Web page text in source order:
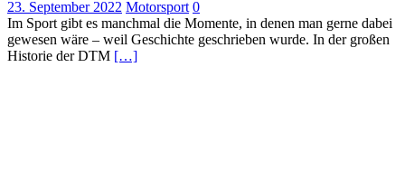
23. September 2022 Motorsport 0
Im Sport gibt es manchmal die Momente, in denen man gerne dabei
gewesen wäre – weil Geschichte geschrieben wurde. In der großen
Historie der DTM […]